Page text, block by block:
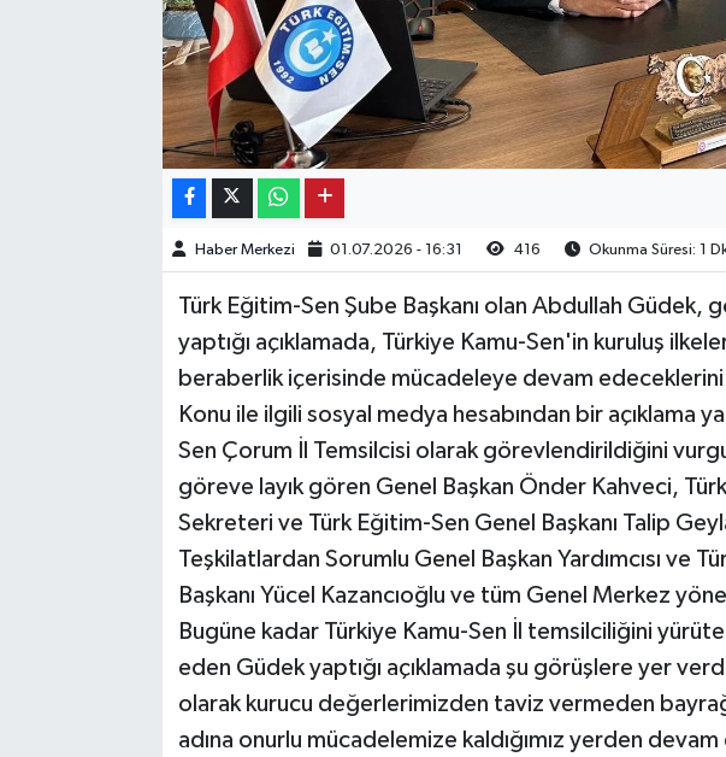
Haber Merkezi 01.07.2026 - 16:31 416 Okunma Süresi: 1
Türk Eğitim-Sen Şube Başkanı olan Abdullah Güdek,
yaptığı açıklamada, Türkiye Kamu-Sen'in kuruluş
beraberlik içerisinde mücadeleye devam
Konu ile ilgili sosyal medya hesabından bir açıklama
Sen Çorum İl Temsilcisi olarak görevlendirildiğini
göreve layık gören Genel Başkan Önder Kahveci,
Sekreteri ve Türk Eğitim-Sen Genel Başkanı Talip
Teşkilatlardan Sorumlu Genel Başkan Yardımcısı ve
Başkanı Yücel Kazancıoğlu ve tüm Genel Merkez
Bugüne kadar Türkiye Kamu-Sen İl temsilciliğini
eden Güdek yaptığı açıklamada şu görüşlere yer
olarak kurucu değerlerimizden taviz vermeden
adına onurlu mücadelemize kaldığımız yerden
Osmancık